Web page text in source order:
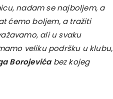
nadam se najboljem, a
ćemo boljem, a tražiti
ali u svaku
veliku podršku u klubu,
Borojevićabez kojeg